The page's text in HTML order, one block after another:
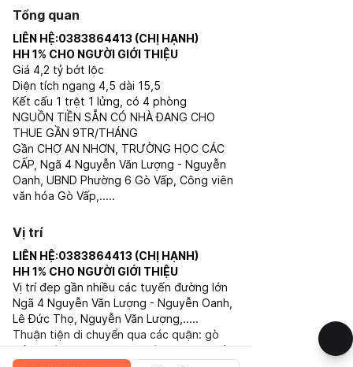
Tổng quan
LIÊN HỆ:0383864413 (CHỊ HẠNH)
HH 1% CHO NGƯỜI GIỚI THIỆU
Giá 4,2 tỷ bớt lộc
Diện tích ngang 4,5 dài 15,5
Kết cấu 1 trệt 1 lửng, có 4 phòng
NGUỒN TIỀN SẴN CÓ NHÀ ĐANG CHO
THUE GẦN 9TR/THÁNG
Gần CHỢ AN NHƠN, TRƯỜNG HỌC CÁC
CẤP, Ngã 4 Nguyễn Văn Lượng - Nguyễn
Oanh, UBND Phường 6 Gò Vấp, Công viên
văn hóa Gò Vấp,.....
Vị trí
LIÊN HỆ:0383864413 (CHỊ HẠNH)
HH 1% CHO NGƯỜI GIỚI THIỆU
Vị trí đep gần nhiều các tuyến đường lớn
Ngã 4 Nguyễn Văn Lượng - Nguyễn Oanh,
Lê Đức Thọ, Nguyễn Văn Lượng,.....
Thuận tiện di chuyển qua các quận: gò
vấp, phú nhuận, quận 12, bình thạnh, thủ